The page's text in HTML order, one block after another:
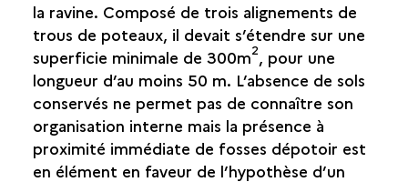
la ravine. Composé de trois alignements de
trous de poteaux, il devait s’étendre sur une
superficie minimale de 300m2, pour une
longueur d’au moins 50 m. L’absence de sols
conservés ne permet pas de connaître son
organisation interne mais la présence à
proximité immédiate de fosses dépotoir est
en élément en faveur de l’hypothèse d’un